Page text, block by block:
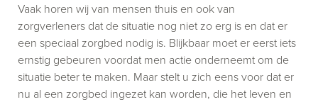
Vaak horen wij van mensen thuis en ook van
zorgverleners dat de situatie nog niet zo erg is en dat er
een speciaal zorgbed nodig is. Blijkbaar moet er eerst iets
ernstig gebeuren voordat men actie onderneemt om de
situatie beter te maken. Maar stelt u zich eens voor dat er
nu al een zorgbed ingezet kan worden, die het leven en